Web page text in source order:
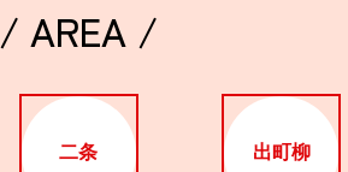
/ AREA /
二条 出町柳